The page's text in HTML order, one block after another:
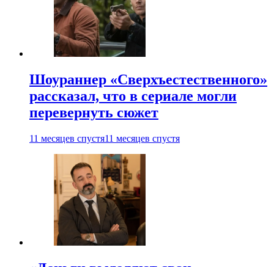
Шоураннер «Сверхъестественного»
рассказал, что в сериале могли
перевернуть сюжет
11 месяцев спустя11 месяцев спустя